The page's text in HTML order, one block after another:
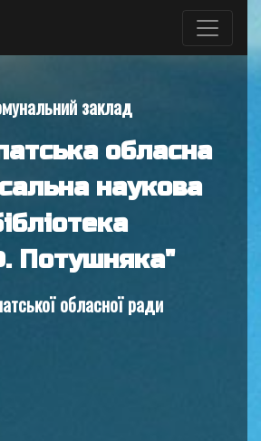
заклад
обласна
наукова
Потушняка"
обласної ради